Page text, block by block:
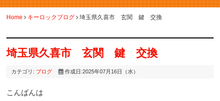
Home キーロックブログ 埼玉県久喜市 玄関 鍵 交換
埼玉県久喜市 玄関 鍵 交換
カテゴリ: ブログ 作成日:2025年07月16日（水）
こんばんは